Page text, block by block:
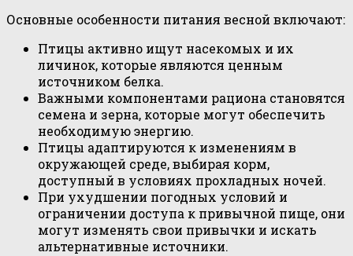
Основные особенности питания весной включают:
Птицы активно ищут насекомых и их
личинок, которые являются ценным
источником белка.
Важными компонентами рациона становятся
семена и зерна, которые могут обеспечить
необходимую энергию.
Птицы адаптируются к изменениям в
окружающей среде, выбирая корм,
доступный в условиях прохладных ночей.
При ухудшении погодных условий и
ограничении доступа к привычной пище, они
могут изменять свои привычки и искать
альтернативные источники.